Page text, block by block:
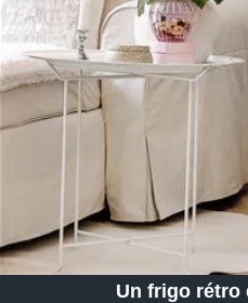
Un frigo rétro